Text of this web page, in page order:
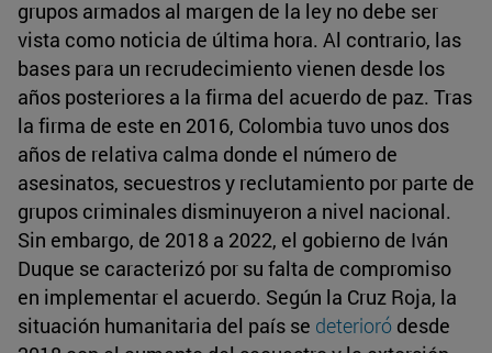
grupos armados al margen de la ley no debe ser
vista como noticia de última hora. Al contrario, las
bases para un recrudecimiento vienen desde los
años posteriores a la firma del acuerdo de paz. Tras
la firma de este en 2016, Colombia tuvo unos dos
años de relativa calma donde el número de
asesinatos, secuestros y reclutamiento por parte de
grupos criminales disminuyeron a nivel nacional.
Sin embargo, de 2018 a 2022, el gobierno de Iván
Duque se caracterizó por su falta de compromiso
en implementar el acuerdo. Según la Cruz Roja, la
situación humanitaria del país se deterioró desde